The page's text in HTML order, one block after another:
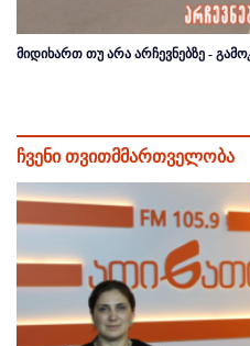
მიდიხართ თუ არა არჩევნებზე -
ჩვენი თვითმმართველობა